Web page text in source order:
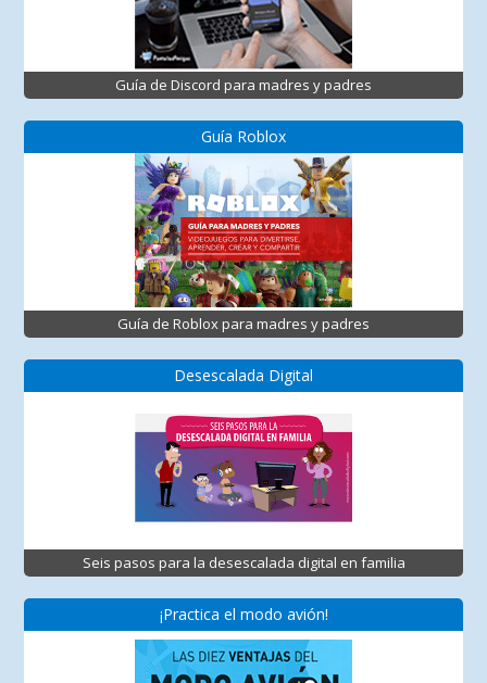
Guía de Discord para madres y padres
Guía Roblox
Guía de Roblox para madres y padres
Desescalada Digital
Seis pasos para la desescalada digital en familia
¡Practica el modo avión!